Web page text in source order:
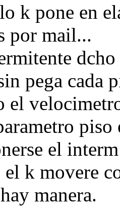
k pone en
por mail...
pega cada
el
piso
el
k movere
manera.